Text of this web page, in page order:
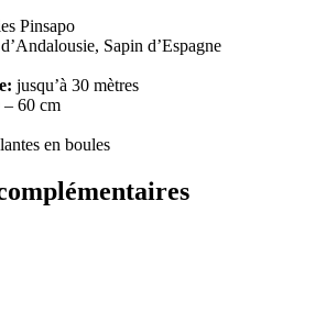
Pinsapo
Sapin d’Espagne
jusqu’à 30 mètres
– 60 cm
en boules